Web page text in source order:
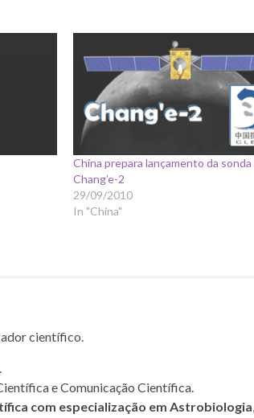
China prepara lançamento da sonda
Chang’e-2
29/09/2010
In "China"
científico.
e Comunicação Científica.
com especialização em Astrobiologia